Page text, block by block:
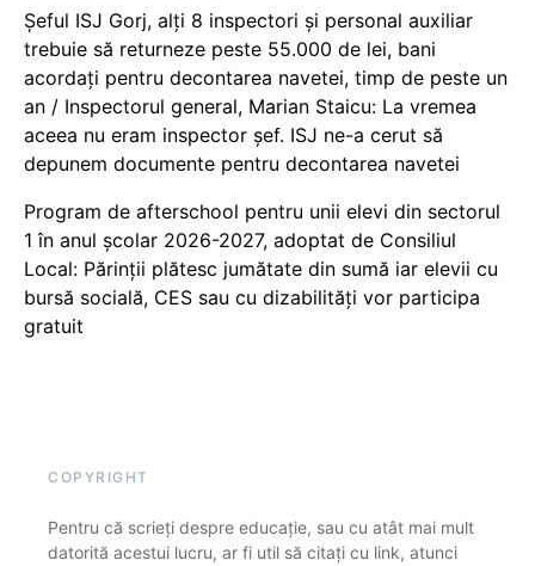
Șeful ISJ Gorj, alți 8 inspectori și personal auxiliar
trebuie să returneze peste 55.000 de lei, bani
acordați pentru decontarea navetei, timp de peste un
an / Inspectorul general, Marian Staicu: La vremea
aceea nu eram inspector șef. ISJ ne-a cerut să
depunem documente pentru decontarea navetei
Program de afterschool pentru unii elevi din sectorul
1 în anul școlar 2026-2027, adoptat de Consiliul
Local: Părinții plătesc jumătate din sumă iar elevii cu
bursă socială, CES sau cu dizabilităţi vor participa
gratuit
COPYRIGHT
Pentru că scrieți despre educație, sau cu atât mai mult
datorită acestui lucru, ar fi util să citați cu link, atunci